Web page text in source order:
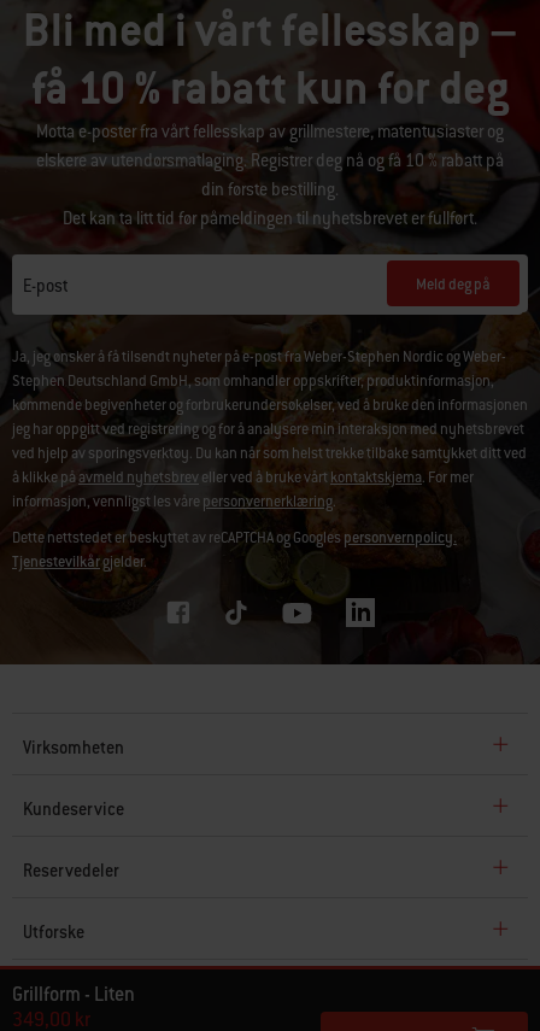
Grillform - Liten
349,00 kr
Bli med i vårt fellesskap –
få 10 % rabatt kun for deg
Motta e-poster fra vårt fellesskap av grillmestere, matentusiaster og
elskere av utendørsmatlaging. Registrer deg nå og få 10 % rabatt på
din første bestilling.
Det kan ta litt tid før påmeldingen til nyhetsbrevet er fullført.
E-post Meld deg på
Ja, jeg ønsker å få tilsendt nyheter på e-post fra Weber-Stephen Nordic og Weber-
Stephen Deutschland GmbH, som omhandler oppskrifter, produktinformasjon,
kommende begivenheter og forbrukerundersøkelser, ved å bruke den informasjonen
jeg har oppgitt ved registrering og for å analysere min interaksjon med nyhetsbrevet
ved hjelp av sporingsverktøy. Du kan når som helst trekke tilbake samtykket ditt ved
å klikke påavmeld nyhetsbreveller ved å bruke vårtkontaktskjema. For mer
informasjon, vennligst les vårepersonvernerklæring.
Dette nettstedet er beskyttet av reCAPTCHA og Googlespersonvernpolicy.
Tjenestevilkårgjelder.
Virksomheten
Kundeservice
Reservedeler
Utforske
© Weber 2026. Alle rettigheter forbeholdt.